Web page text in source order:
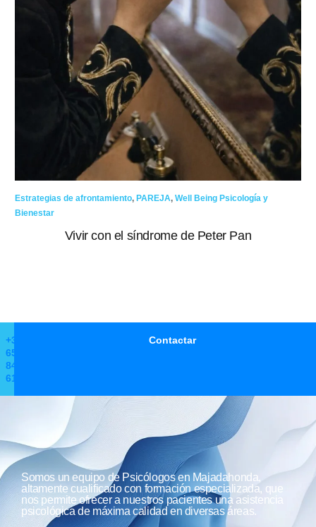
Estrategias de afrontamiento, PAREJA, Well Being Psicología y
Bienestar
Vivir con el síndrome de Peter Pan
+34
650
846
612
Contactar
Somos un equipo de Psicólogos en Majadahonda,
altamente cualificado con formación especializada, que
nos permite ofrecer a nuestros pacientes una asistencia
psicológica de máxima calidad en diversas áreas.